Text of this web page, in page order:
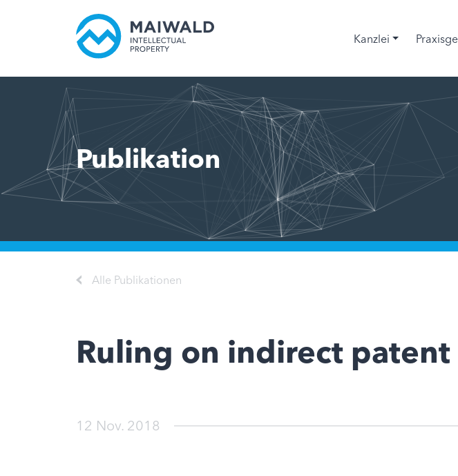
Kanzlei
Publikation
Alle Publikationen
Ruling on indirect
12 Nov. 2018